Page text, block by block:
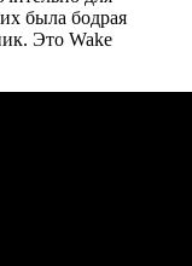
была бодрая
Это Wake